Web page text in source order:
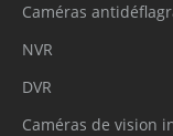
Caméras
NVR
DVR
Caméras de vision